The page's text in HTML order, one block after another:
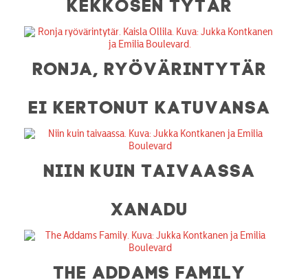
RONJA, RYÖVÄRINTYTÄR
EI KERTONUT KATUVANSA
NIIN KUIN TAIVAASSA
XANADU
THE ADDAMS FAMILY